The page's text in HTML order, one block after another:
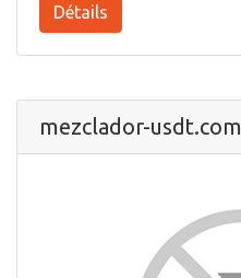
Détails
mezclador-usdt.com